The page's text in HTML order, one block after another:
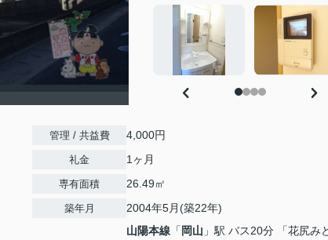
管理 / 共益費 4,000円
礼金 1ヶ月
専有面積 26.49㎡
築年月 2004年5月(築22年)
山陽本線 「 岡山 」駅 バス20分 「花尻み